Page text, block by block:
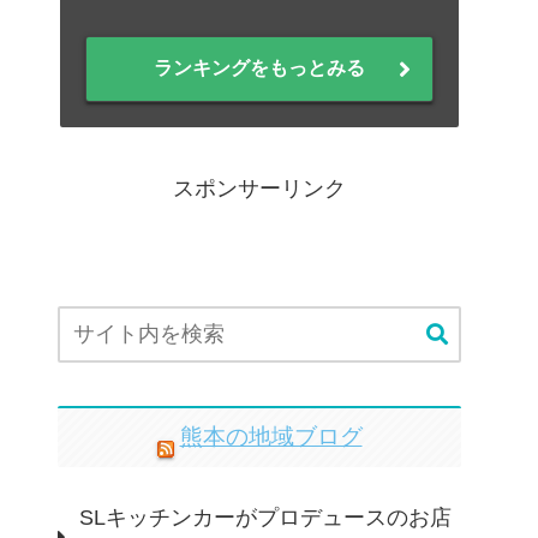
ランキングをもっとみる
スポンサーリンク
熊本の地域ブログ
SLキッチンカーがプロデュースのお店